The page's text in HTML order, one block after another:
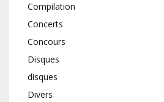
Compilation
Concerts
Concours
Disques
disques
Divers